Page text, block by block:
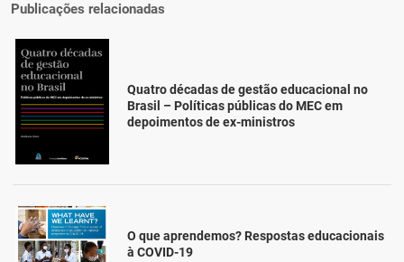
Publicações relacionadas
Quatro décadas de gestão educacional no
Brasil – Políticas públicas do MEC em
depoimentos de ex-ministros
O que aprendemos? Respostas educacionais
à COVID-19